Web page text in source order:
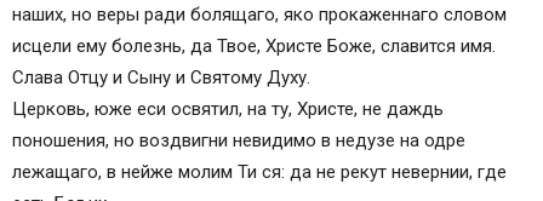
наших, но веры ради болящаго, яко прокаженнаго словом
исцели ему болезнь, да Твое, Христе Боже, славится имя.
Слава Отцу и Сыну и Святому Духу.
Церковь, юже еси освятил, на ту, Христе, не даждь
поношения, но воздвигни невидимо в недузе на одре
лежащаго, в нейже молим Ти ся: да не рекут невернии, где